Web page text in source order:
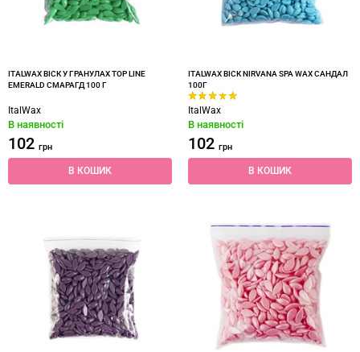
ITALWAX ВІСК У ГРАНУЛАХ TOP LINE
EMERALD СМАРАГД 100 Г
ItalWax
В наявності
102 грн
В КОШИК
ITALWAX ВІСК NIRVANA SPA WAX САНДАЛ
100Г
ItalWax
В наявності
102 грн
В КОШИК